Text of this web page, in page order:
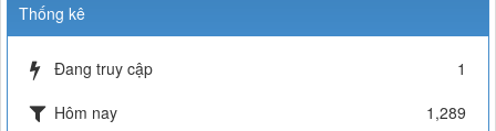
Thống kê
Đang truy cập
1
Hôm nay
1,289